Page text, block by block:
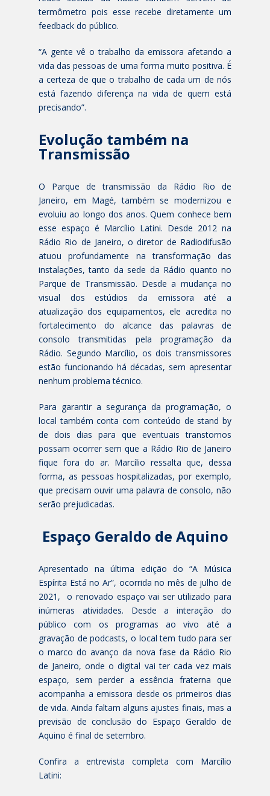
termômetro pois esse recebe diretamente um
feedback do público.
“A gente vê o trabalho da emissora afetando a
vida das pessoas de uma forma muito positiva. É
a certeza de que o trabalho de cada um de nós
está fazendo diferença na vida de quem está
precisando”.
Evolução também na
Transmissão
O Parque de transmissão da Rádio Rio de
Janeiro, em Magé, também se modernizou e
evoluiu ao longo dos anos. Quem conhece bem
esse espaço é Marcílio Latini. Desde 2012 na
Rádio Rio de Janeiro, o diretor de Radiodifusão
atuou profundamente na transformação das
instalações, tanto da sede da Rádio quanto no
Parque de Transmissão. Desde a mudança no
visual dos estúdios da emissora até a
atualização dos equipamentos, ele acredita no
fortalecimento do alcance das palavras de
consolo transmitidas pela programação da
Rádio. Segundo Marcílio, os dois transmissores
estão funcionando há décadas, sem apresentar
nenhum problema técnico.
Para garantir a segurança da programação, o
local também conta com conteúdo de stand by
de dois dias para que eventuais transtornos
possam ocorrer sem que a Rádio Rio de Janeiro
fique fora do ar. Marcílio ressalta que, dessa
forma, as pessoas hospitalizadas, por exemplo,
que precisam ouvir uma palavra de consolo, não
serão prejudicadas.
Espaço Geraldo de Aquino
Apresentado na última edição do “A Música
Espírita Está no Ar”, ocorrida no mês de julho de
2021, o renovado espaço vai ser utilizado para
inúmeras atividades. Desde a interação do
público com os programas ao vivo até a
gravação de podcasts, o local tem tudo para ser
o marco do avanço da nova fase da Rádio Rio
de Janeiro, onde o digital vai ter cada vez mais
espaço, sem perder a essência fraterna que
acompanha a emissora desde os primeiros dias
de vida. Ainda faltam alguns ajustes finais, mas a
previsão de conclusão do Espaço Geraldo de
Aquino é final de setembro.
Confira a entrevista completa com Marcílio
Latini: